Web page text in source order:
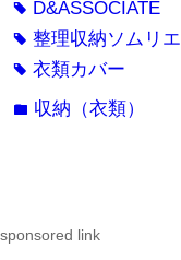
tag D&ASSOCIATE
tag整理収納ソムリエ
tag衣類カバー
folder 収納（衣類）
sponsored link